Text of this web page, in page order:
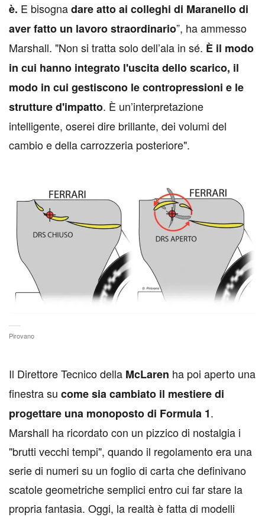
è. E bisognadare atto ai colleghi di Maranello di
aver fatto un lavoro straordinario”, ha ammesso
Marshall. "Non si tratta solo dell’ala in sé. È il modo
in cui hanno integrato l'uscita dello scarico, il
modo in cui gestiscono le contropressioni e le
strutture d'impatto. È un’interpretazione
intelligente, oserei dire brillante, dei volumi del
cambio e della carrozzeria posteriore".
Pirovano
Il Direttore Tecnico della McLaren ha poi aperto una
finestra su come sia cambiato il mestiere di
progettare una monoposto di Formula 1.
Marshall ha ricordato con un pizzico di nostalgia i
"brutti vecchi tempi", quando il regolamento era una
serie di numeri su un foglio di carta che definivano
scatole geometriche semplici entro cui far stare la
propria fantasia. Oggi, la realtà è fatta di modelli